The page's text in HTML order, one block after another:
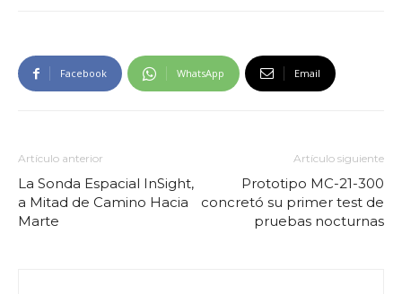
Facebook WhatsApp Email
Artículo anterior
La Sonda Espacial InSight,
a Mitad de Camino Hacia
Marte
Artículo siguiente
Prototipo MC-21-300
concretó su primer test de
pruebas nocturnas